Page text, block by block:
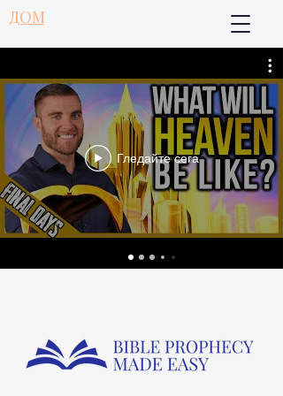
ДОМ
Гледайте сега